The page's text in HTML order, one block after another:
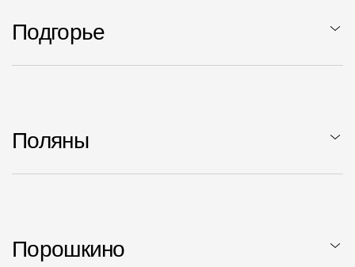
Подгорье
Поляны
Порошкино